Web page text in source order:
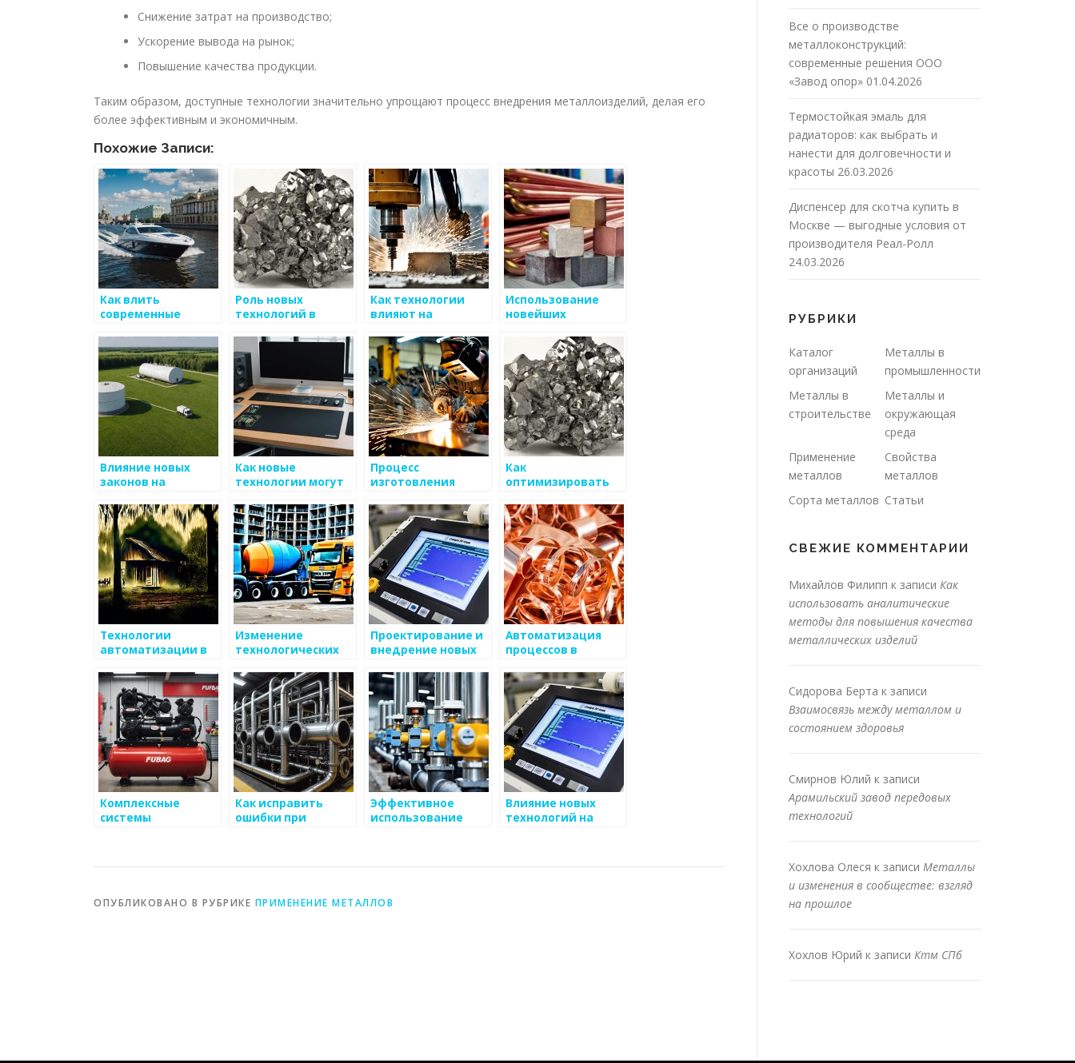
Снижение затрат на производство;
Ускорение вывода на рынок;
Повышение качества продукции.
Таким образом, доступные технологии значительно упрощают процесс внедрения металлоизделий, делая его
более эффективным и экономичным.
Похожие Записи:
Как влить
современные
производство
металлоизделий
Роль новых
технологий в
металлоизделий
Как технологии
влияют на
металлоизделий
Использование
новейших
продаже
металлоизделий
Влияние новых
законов на
процесс
металлоизделий
Как новые
технологии могут
производство
металлоизделий
Процесс
изготовления
технологии и
инструменты
Как
оптимизировать
металлоизделий
Технологии
автоматизации в
Изменение
технологических
производстве
металлоизделий
Проектирование и
внедрение новых
Автоматизация
процессов в
Комплексные
системы
Как исправить
ошибки при
Эффективное
использование
Влияние новых
технологий на
ОПУБЛИКОВАНО В РУБРИКЕ ПРИМЕНЕНИЕ МЕТАЛЛОВ
Все о производстве
металлоконструкций:
современные решения ООО
«Завод опор» 01.04.2026
Термостойкая эмаль для
радиаторов: как выбрать и
нанести для долговечности и
красоты 26.03.2026
Диспенсер для скотча купить в
Москве — выгодные условия от
производителя Реал-Ролл
24.03.2026
РУБРИКИ
Каталог
организаций
Металлы в
промышленности
Металлы в
строительстве
Металлы и
окружающая
среда
Применение
металлов
Свойства
металлов
Сорта металлов Статьи
СВЕЖИЕ КОММЕНТАРИИ
Михайлов Филипп к записи Как
использовать аналитические
методы для повышения качества
металлических изделий
Сидорова Берта к записи
Взаимосвязь между металлом и
состоянием здоровья
Смирнов Юлий к записи
Арамильский завод передовых
технологий
Хохлова Олеся к записи Металлы
и изменения в сообществе: взгляд
на прошлое
Хохлов Юрий к записи Ктм СПб